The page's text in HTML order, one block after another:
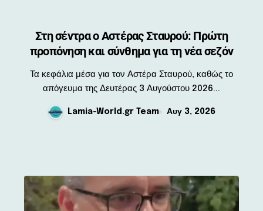
Στη σέντρα ο Αστέρας Σταυρού: Πρώτη
προπόνηση και σύνθημα για τη νέα σεζόν
Τα κεφάλια μέσα για τον Αστέρα Σταυρού, καθώς το
απόγευμα της Δευτέρας 3 Αυγούστου 2026...
Lamia-World.gr Team Αυγ 3, 2026